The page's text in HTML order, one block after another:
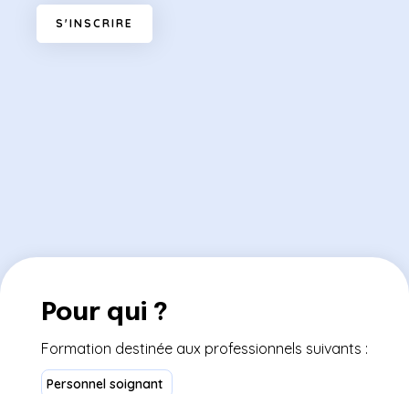
S ' INS CRIRE
Pour qui ?
Formation destinée aux professionnels suivants :
Personnel soignant